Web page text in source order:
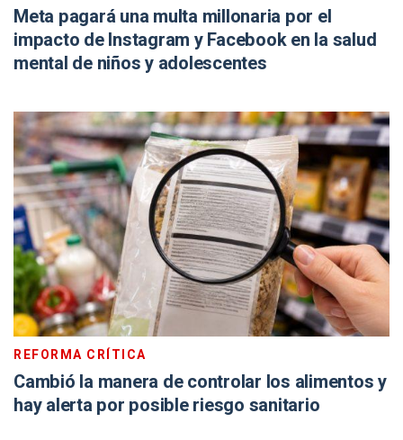
Meta pagará una multa millonaria por el
impacto de Instagram y Facebook en la salud
mental de niños y adolescentes
REFORMA CRÍTICA
Cambió la manera de controlar los alimentos y
hay alerta por posible riesgo sanitario